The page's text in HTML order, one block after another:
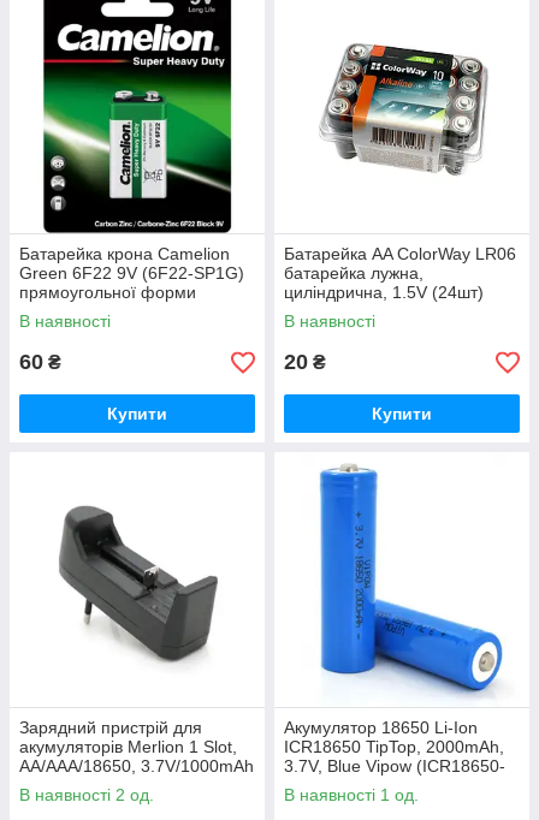
Батарейка крона Camelion
Green 6F22 9V (6F22-SP1G)
прямоугольної форми
сольова (цинково-вугільна)
В наявності
60 ₴
Купити
Батарейка AA СolorWay LR06
батарейка лужна,
циліндрична, 1.5V (24шт)
plastic box (CW-BALR06-
24PB)
В наявності
20 ₴
Купити
Зарядний пристрій для
акумуляторів Merlion 1 Slot,
AA/AAA/18650, 3.7V/1000mAh
(BLC-001A / 04448)
В наявності 2 од.
Акумулятор 18650 Li-Ion
ICR18650 TipTop, 2000mAh,
3.7V, Blue Vipow (ICR18650-
2000mAhTT)
В наявності 1 од.